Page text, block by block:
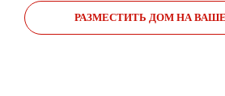
РАЗМЕСТИТЬ ДОМ НА